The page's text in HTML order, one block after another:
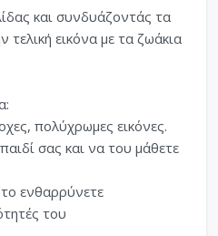
και συνδυάζοντάς τα
τελική εικόνα με τα ζωάκια
πολύχρωμες εικόνες.
σας και να του μάθετε
ενθαρρύνετε
του